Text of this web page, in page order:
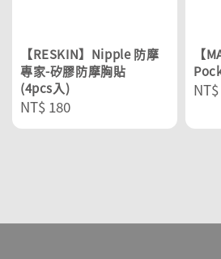
【RESKIN】Nipple 防摩
專家-矽膠防摩胸貼
(4pcs入)
Regular
price
NT$ 180
【